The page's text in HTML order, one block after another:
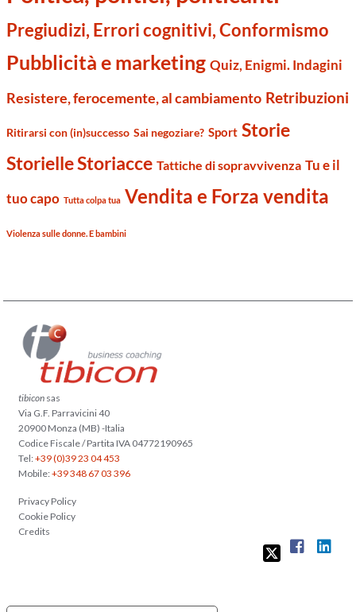
Pregiudizi, Errori cognitivi, Conformismo
Pubblicità e marketing Quiz, Enigmi. Indagini
Resistere, ferocemente, al cambiamento Retribuzioni
Ritirarsi con (in)successo Sai negoziare? Sport Storie
Storielle Storiacce Tattiche di sopravvivenza Tu e il
tuo capo Tutta colpa tua Vendita e Forza vendita
Violenza sulle donne. E bambini
tibicon sas
Via G.F. Parravicini 40
20900 Monza (MB) -Italia
Codice Fiscale / Partita IVA 04772190965
Tel:+39 (0)39 23 04 453
Mobile:+39 348 67 03 396
Privacy Policy
Cookie Policy
Credits